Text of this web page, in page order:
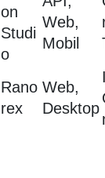
on
Studi
o
Web,
Mobil
Rano
rex
Web,
Desktop